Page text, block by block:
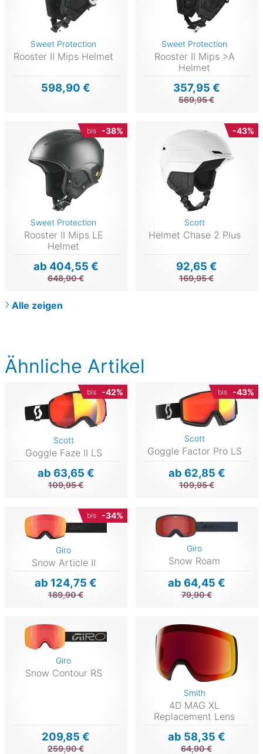
Ähnliche Artikel
bis -42%
Scott
Goggle Faze II LS
ab 63,65 €
109,95 €
bis -43%
Scott
Goggle Factor Pro LS
ab 62,85 €
109,95 €
bis -34%
Giro
Snow Article II
ab 124,75 €
189,90 €
Giro
Snow Roam
ab 64,45 €
79,90 €
Giro
Snow Contour RS
209,85 €
259,90 €
Smith
4D MAG XL
Replacement Lens
ab 58,35 €
64,90 €
Sweet Protection
Rooster II Mips Helmet
598,90 €
Sweet Protection
Rooster II Mips >A
Helmet
357,95 €
569,95 €
bis -38%
Sweet Protection
Rooster II Mips LE
Helmet
ab 404,55 €
648,90 €
-43%
Scott
Helmet Chase 2 Plus
92,65 €
169,95 €
Alle zeigen